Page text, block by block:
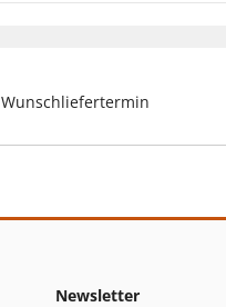
Wunschliefertermin
Newsletter